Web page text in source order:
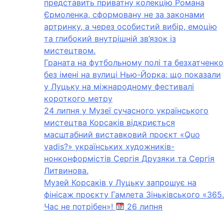
представить приватну колекцію Романа
Єрмоленка, сформовану не за законами
артринку, а через особистий вибір, емоцію
та глибокий внутрішній зв’язок із
мистецтвом.
Граната на футбольному полі та безхатченко
без імені на вулиці Нью-Йорка: що показали
у Луцьку на міжнародному фестивалі
короткого метру
24 липня у Музеї сучасного українського
мистецтва Корсаків відкриється
масштабний виставковий проєкт «Quo
vadis?» українських художників-
нонконформістів Сергія Друзяки та Сергія
Литвинова.
Музей Корсаків у Луцьку запрошує на
фінісаж проєкту Гамлета Зіньківського «365.
Час не потрібен»!
26 липня